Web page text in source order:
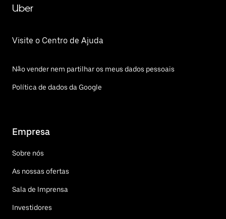
Uber
Visite o Centro de Ajuda
Não vender nem partilhar os meus dados pessoais
Política de dados da Google
Empresa
Sobre nós
As nossas ofertas
Sala de Imprensa
Investidores